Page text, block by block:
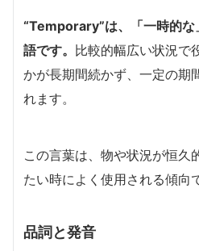
“Temporary”は、「一時的な
語です。 比較的幅広い状況で
かが長期間続かず、一定の期
れます。
この言葉は、物や状況が恒久
たい時によく使用される傾向
品詞と発音